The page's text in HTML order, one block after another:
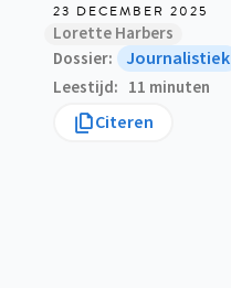
23 DECEMBER 2025
Lorette Harbers
Dossier
Journalistiek
Leestijd 11 minuten
Citeren